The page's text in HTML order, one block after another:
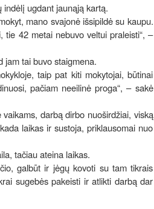
ugdant jaunąją kartą.
mano svajonė išsipildė su kaupu.
42 metai nebuvo veltui praleisti“, –
jam tai buvo staigmena.
taip pat kiti mokytojai, būtinai
pačiam neeilinė proga“, – sakė
darbą dirbo nuoširdžiai, viską
laikas ir sustoja, priklausomai nuo
tačiau ateina laikas.
galbūt ir jėgų kovoti su tam tikrais
sugebės pakeisti ir atlikti darbą dar